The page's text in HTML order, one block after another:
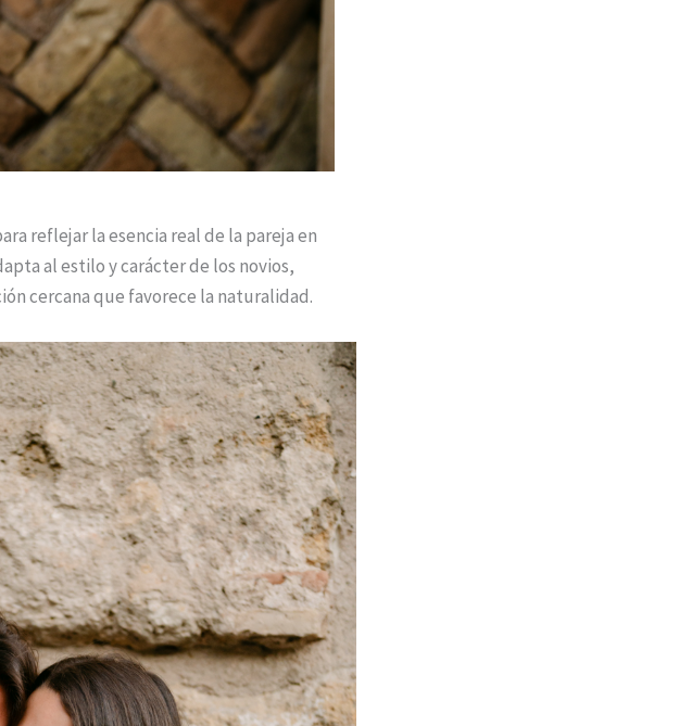
reflejar la esencia real de la pareja en
al estilo y carácter de los novios,
cercana que favorece la naturalidad.